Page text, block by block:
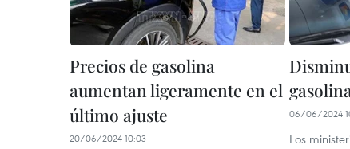
Precios de gasolina
aumentan ligeramente en el
último ajuste
20/06/2024 10:03
06/06/2024
Los